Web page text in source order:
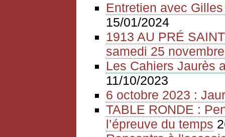
Entretien avec
15/01/2024
1913 AU PRÉ
samedi 25
Les Cahiers Jaurès
11/10/2023
6 octobre 2023 :
TABLE RONDE :
l’épreuve du temps